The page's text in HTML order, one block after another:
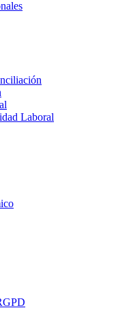
Laboral